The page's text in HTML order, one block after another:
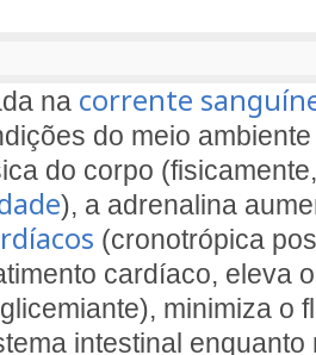
na corrente
do meio
do corpo
), a adrenalina
(cronotrópica
cardíaco, eleva
minimiza o
intestinal enquanto